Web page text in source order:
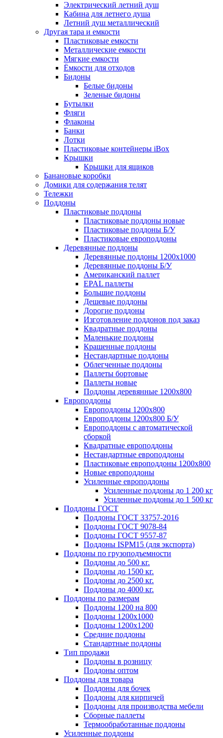
Электрический летний душ
Кабина для летнего душа
Летний душ металлический
Другая тара и емкости
Пластиковые емкости
Металлические емкости
Мягкие емкости
Ёмкости для отходов
Бидоны
Белые бидоны
Зеленые бидоны
Бутылки
Фляги
Флаконы
Банки
Лотки
Пластиковые контейнеры iBox
Крышки
Крышки для ящиков
Банановые коробки
Домики для содержания телят
Тележки
Поддоны
Пластиковые поддоны
Пластиковые поддоны новые
Пластиковые поддоны Б/У
Пластиковые европоддоны
Деревянные поддоны
Деревянные поддоны 1200х1000
Деревянные поддоны Б/У
Американский паллет
EPAL паллеты
Большие поддоны
Дешевые поддоны
Дорогие поддоны
Изготовление поддонов под заказ
Квадратные поддоны
Маленькие поддоны
Крашенные поддоны
Нестандартные поддоны
Облегченные поддоны
Паллеты бортовые
Паллеты новые
Поддоны деревянные 1200х800
Европоддоны
Европоддоны 1200х800
Европоддоны 1200х800 Б/У
Европоддоны с автоматической
сборкой
Квадратные европоддоны
Нестандартные европоддоны
Пластиковые европоддоны 1200х800
Новые европоддоны
Усиленные европоддоны
Усиленные поддоны до 1 200 кг
Усиленные поддоны до 1 500 кг
Поддоны ГОСТ
Поддоны ГОСТ 33757-2016
Поддоны ГОСТ 9078-84
Поддоны ГОСТ 9557-87
Поддоны ISPM15 (для экспорта)
Поддоны по грузоподъемности
Поддоны до 500 кг.
Поддоны до 1500 кг.
Поддоны до 2500 кг.
Поддоны до 4000 кг.
Поддоны по размерам
Поддоны 1200 на 800
Поддоны 1200х1000
Поддоны 1200х1200
Средние поддоны
Стандартные поддоны
Тип продажи
Поддоны в розницу
Поддоны оптом
Поддоны для товара
Поддоны для бочек
Поддоны для кирпичей
Поддоны для производства мебели
Сборные паллеты
Термообработанные поддоны
Усиленные поддоны